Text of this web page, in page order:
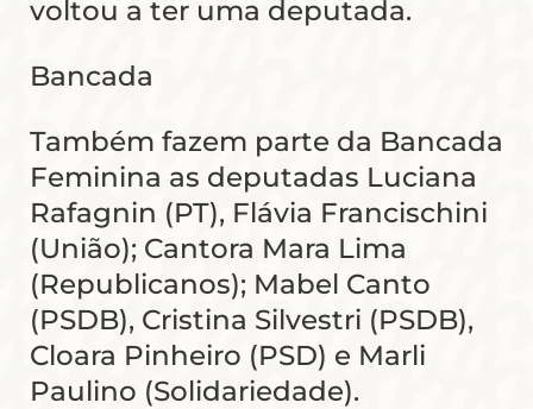
voltou a ter uma deputada.
Bancada
Também fazem parte da Bancada
Feminina as deputadas Luciana
Rafagnin (PT), Flávia Francischini
(União); Cantora Mara Lima
(Republicanos); Mabel Canto
(PSDB), Cristina Silvestri (PSDB),
Cloara Pinheiro (PSD) e Marli
Paulino (Solidariedade).